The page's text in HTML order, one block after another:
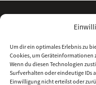
Um dir ein optimales Erlebnis zu
Cookies, um Geräteinformationen
Wenn du diesen Technologien
Surfverhalten oder eindeutige IDs
Einwilligung nicht erteilst oder